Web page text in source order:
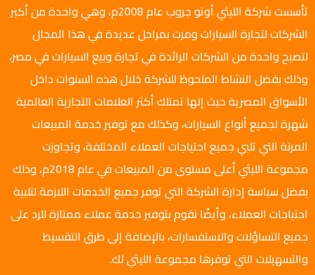
تأسست شركة الليثي أوتو جروب عام 2008م، وهي واحدة من أكبر
الشركات لتجارة السيارات ومرت بمراحل عديدة في هذا المجال
لتصبح واحدة من الشركات الرائدة في تجارة وبيع السيارات في مصر،
وذلك بفضل النشاط الملحوظ للشركة خلال هذه السنوات داخل
الأسواق المصرية حيث إنها تمتلك أكثر العلامات التجارية العالمية
شهرة لجميع أنواع السيارات، وكذلك مع توفير خدمة المبيعات
المرنة التي تلبي جميع احتياجات العملاء المختلفة، وتجاوزت
مجموعة الليثي أعلى مستوى من المبيعات في عام 2018م، وذلك
بفضل سياسة إدارة الشركة التي توفر جميع الخدمات اللازمة لتلبية
احتياجات العملاء، وأيضًا نقوم بتوفير خدمة عملاء ممتازة للرد على
جميع التساؤلات والاستفسارات، بالإضافة إلى طرق التقسيط
والتسهيلات التي توفرها مجموعة الليثي لك.